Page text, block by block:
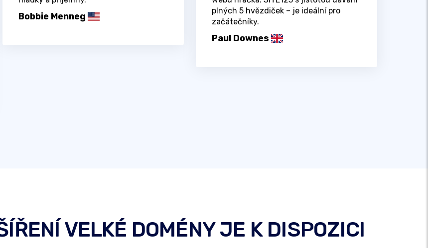
Bobbie Menneg
plných 5 hvězdiček – je ideální pro
začátečníky.
Paul Downes
VELKÉ DOMÉNY JE K DISPOZICI